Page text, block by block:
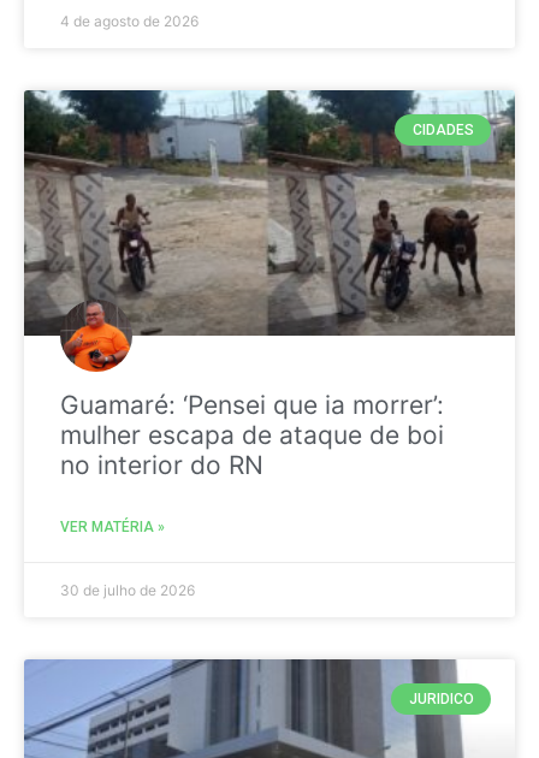
4 de agosto de 2026
CIDADES
Guamaré: ‘Pensei que ia morrer’:
mulher escapa de ataque de boi
no interior do RN
VER MATÉRIA »
30 de julho de 2026
JURIDICO